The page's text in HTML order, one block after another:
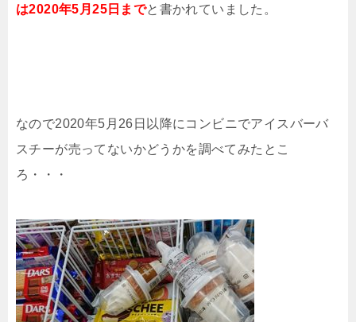
は2020年5月25日までと書かれていました。
なので2020年5月26日以降にコンビニでアイスバーバ
スチーが売ってないかどうかを調べてみたとこ
ろ・・・